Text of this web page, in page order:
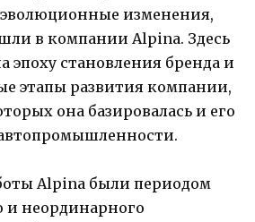
изменения,
в компании Alpina. Здесь
эпоху становления бренда и
этапы развития компании,
она базировалась и его
Alpina были периодом
и неординарного